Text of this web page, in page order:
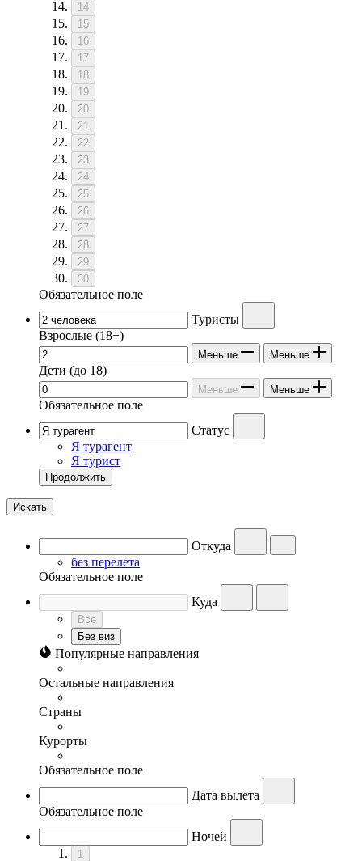
14
15
16
17
18
19
20
21
22
23
24
25
26
27
28
29
30
Обязательное поле
Туристы
Взрослые (18+)
Меньше Меньше
Дети (до 18)
Меньше Меньше
Обязательное поле
Статус
Я турагент
Я турист
Продолжить
Искать
Откуда
без перелета
Обязательное поле
Куда
Все
Без виз
Популярные направления
Остальные направления
Страны
Курорты
Обязательное поле
Дата вылета
Обязательное поле
Ночей
1